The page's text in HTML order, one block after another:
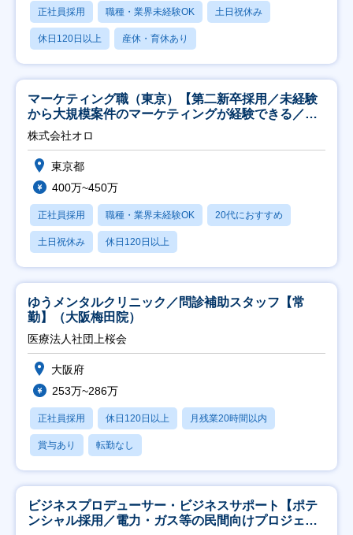
正社員採用 職種・業界未経験OK 土日祝休み
休日120日以上 産休・育休あり
マーケティング職（東京）【第二新卒採用／未経験
から大規模案件のマーケティングが経験できる／研
修充実】
株式会社オロ
東京都
400万~450万
正社員採用 職種・業界未経験OK 20代におすすめ
土日祝休み 休日120日以上
ゆうメンタルクリニック／問診補助スタッフ【常
勤】（大阪梅田院）
医療法人社団上桜会
大阪府
253万~286万
正社員採用 休日120日以上 月残業20時間以内
賞与あり 転勤なし
ビジネスプロデューサー・ビジネスサポート【ポテ
ンシャル採用／電力・ガス等の民間向けプロジェク